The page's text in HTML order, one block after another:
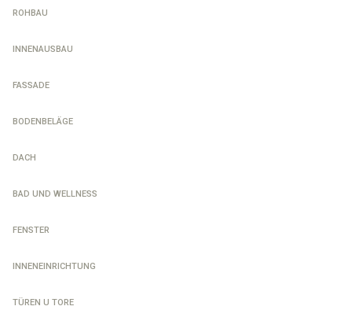
ROHBAU
INNENAUSBAU
FASSADE
BODENBELÄGE
DACH
BAD UND WELLNESS
FENSTER
INNENEINRICHTUNG
TÜREN U TORE